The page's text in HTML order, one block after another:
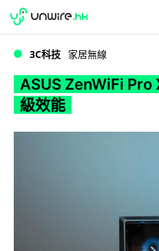
WWDC 2026
3C科技 家居無線
ASUS ZenWiFi
級效能